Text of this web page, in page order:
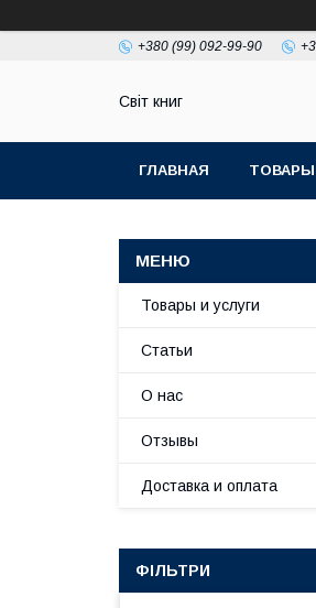
+380 (99) 092-99-90
Світ книг
ГЛАВНАЯ ТОВАРЫ
Товары и услуги
Статьи
О нас
Отзывы
Доставка и оплата
ФІЛЬТРИ